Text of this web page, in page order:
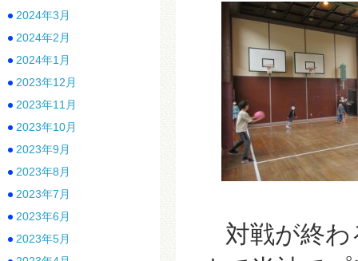
対戦が終
2024年3月
2024年2月
2024年1月
2023年12月
2023年11月
2023年10月
2023年9月
2023年8月
2023年7月
2023年6月
2023年5月